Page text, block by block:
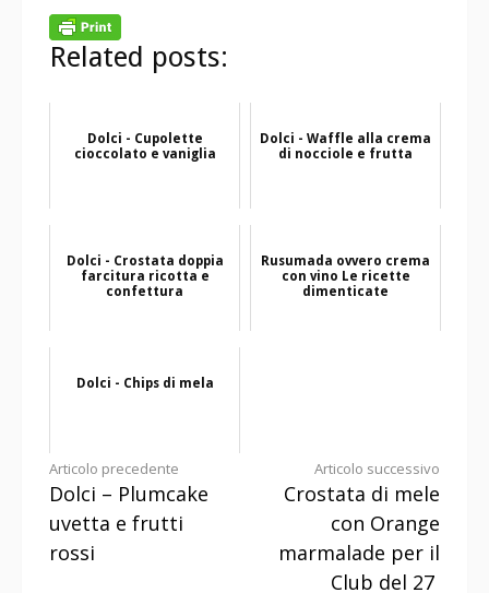
Related posts:
Dolci - Cupolette
cioccolato e vaniglia
Dolci - Waffle alla crema
di nocciole e frutta
Dolci - Crostata doppia
farcitura ricotta e
confettura
Rusumada ovvero crema
con vino Le ricette
dimenticate
Dolci - Chips di mela
Continua
a
leggere
Articolo precedente
Dolci – Plumcake
uvetta e frutti
rossi
Articolo successivo
Crostata di mele
con Orange
marmalade per il
Club del 27